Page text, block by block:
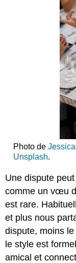
Photo de
Unsplash.
Une dispute
comme un vœu
est rare.
et plus nous
dispute, moins
le style est
amical et